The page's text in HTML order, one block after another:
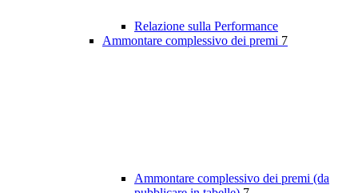
Relazione sulla Performance
Ammontare complessivo dei premi 7
Ammontare complessivo dei premi (da